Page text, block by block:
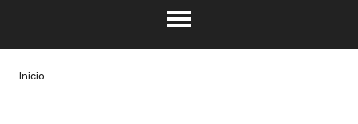
Inicio